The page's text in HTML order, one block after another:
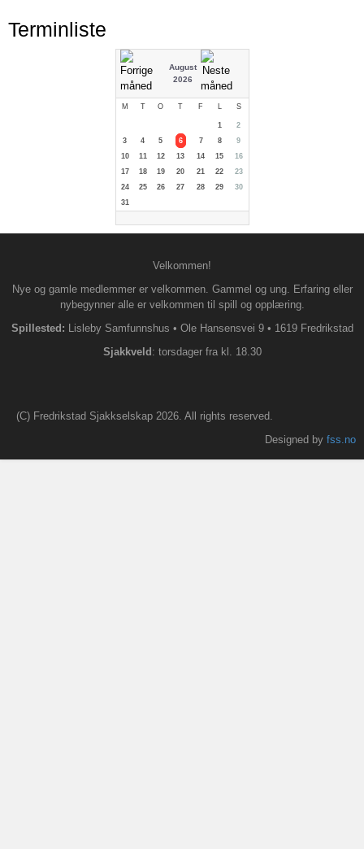
Terminliste
August
2026
M T O T F L S
1
2
3
4 5 6 7 8
9
10
11 12 13 14 15
16
17
18 19 20 21 22
23
24
25 26 27 28 29
30
31
Velkommen!
Nye og gamle medlemmer er velkommen. Gammel og ung. Erfaring eller
nybegynner alle er velkommen til spill og opplæring.
Spillested: Lisleby Samfunnshus • Ole Hansensvei 9 • 1619 Fredrikstad
Sjakkveld : torsdager fra kl. 18.30
(C) Fredrikstad Sjakkselskap 2026. All rights reserved.
Designed by fss.no